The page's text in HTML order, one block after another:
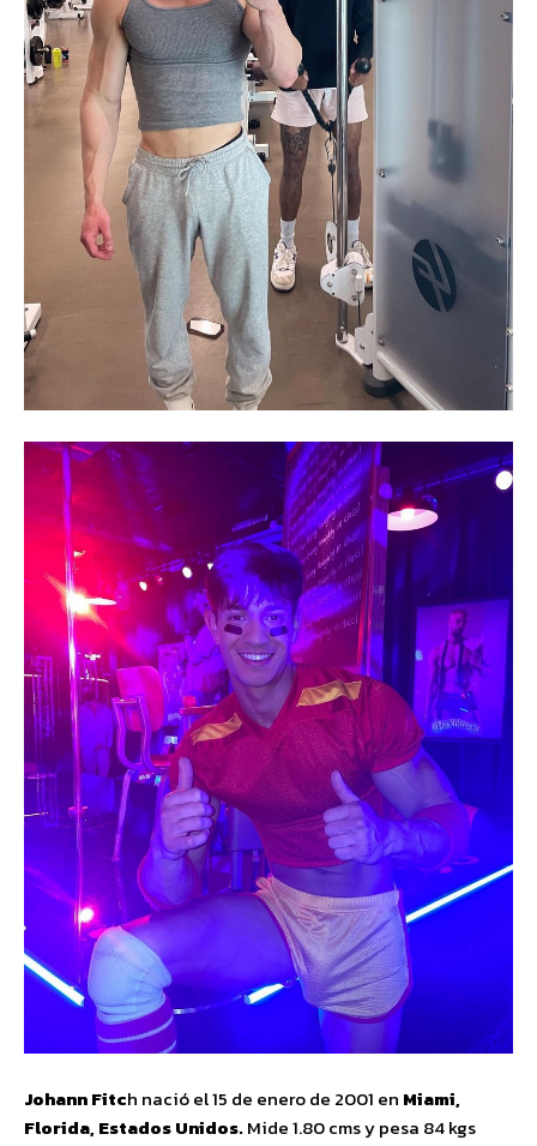
Johann Fitch nació el 15 de enero de 2001 en Miami,
Florida, Estados Unidos.Mide 1.80 cms y pesa 84 kgs